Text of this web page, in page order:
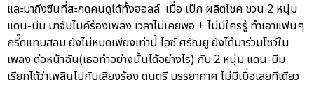
และมาถึงซีนที่สะกดคนดูได้ทั้งฮอลล์ เมื่อ เป๊ก ผลิตโชค ชวน 2 หนุ่ม
แดน-บีม มาจับไมค์ร้องเพลง เวลาไม่เคยพอ + ไม่มีใครรู้ ทำเอาแฟนๆ
กรี๊ดแทบสลบ ยังไม่หมดเพียงเท่านี้ ไอซ์ ศรัณยู ยังได้มาร่วมโชว์ใน
เพลง ต่อหน้าฉัน(เธอทำอย่างนั้นได้อย่างไร) กับ 2 หนุ่ม แดน-บีม
เรียกได้ว่าเพลินไปกับเสียงร้อง ดนตรี บรรยากาศ ไม่มีเบื่อเลยทีเดียว